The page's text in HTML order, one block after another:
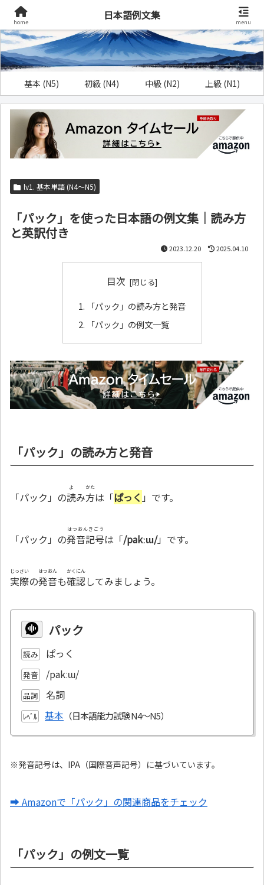
基本 (N5) 初級 (N4) 中級 (N2) 上級 (N1)
lv1. 基本単語 (N4～N5)
「パック」を使った日本語の例文集｜読み方
と英訳付き
2023.12.20 2025.04.10
目次
「パック」の読み方と発音
「パック」の例文一覧
「パック」の読み方と発音
「パック」の読
よ
み方
かた
は「ぱっく 」です。
「パック」の発音記号
はつおんきごう
は「/pakːɯ/」です。
実際
じっさい
の発音
はつおん
も確認
かくにん
してみましょう。
パック
読み ぱっく
発音 /pakːɯ/
品詞 名詞
ﾚﾍﾞﾙ 基本
※発音記号は、IPA（国際音声記号）に基づいています。
➡ Amazonで「パック」の関連商品をチェック
「パック」の例文一覧
home
日本語例文集
menu